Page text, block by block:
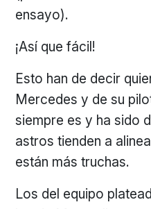
ensayo).
¡Así que fácil!
Esto han de decir
Mercedes y de su
siempre es y ha sido
astros tienden a
están más truchas.
Los del equipo